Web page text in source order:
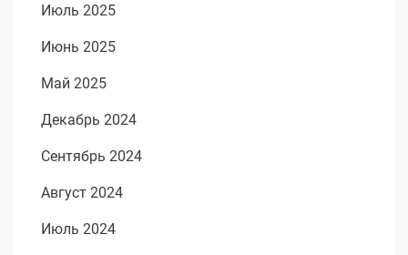
Июль 2025
Июнь 2025
Май 2025
Декабрь 2024
Сентябрь 2024
Август 2024
Июль 2024